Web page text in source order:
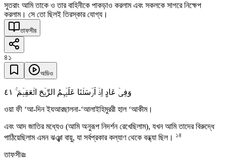
সুতরাং আমি তাকে ও তার বাহিনীকে পাকড়াও করলাম এবং সকলকে সাগরে নিক্ষেপ
করলাম। সে তো ছিলই তিরস্কার যোগ্য।
তাফসীর
৪১
অডিও
وَفِیۡ عَادٍ اِذۡ اَرۡسَلۡنَا عَلَیۡہِمُ الرِّیۡحَ الۡعَقِیۡمَ ۚ ٤١
ওয়া ফী ‘আ-দিন ইযআরছালনা-‘আলাইহিমুররী হাল ‘আকীম।
এবং আদ জাতির মধ্যেও (আমি অনুরূপ নিদর্শন রেখেছিলাম), যখন আমি তাদের বিরুদ্ধে
পাঠিয়েছিলাম এমন ঝঞ্ঝা বায়ু, যা সর্বপ্রকার কল্যাণ থেকে বন্ধ্যা ছিল। ১৪
তাফসীরঃ